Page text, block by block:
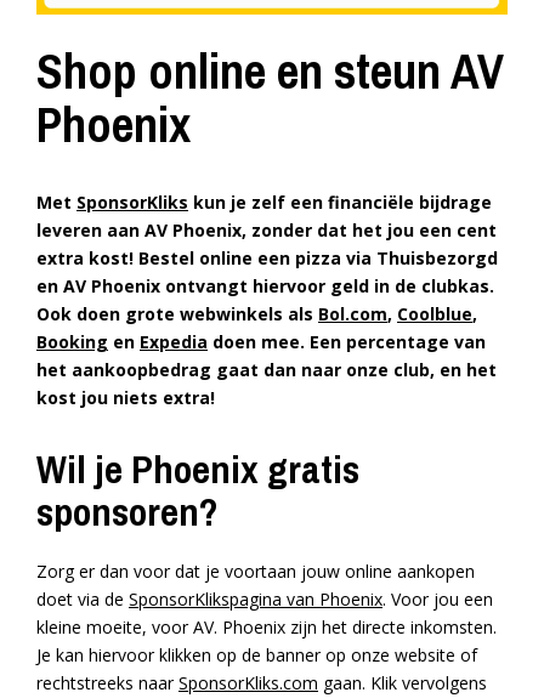
Shop online en steun AV
Phoenix
Met SponsorKliks kun je zelf een financiële bijdrage
leveren aan AV Phoenix, zonder dat het jou een cent
extra kost! Bestel online een pizza via Thuisbezorgd
en AV Phoenix ontvangt hiervoor geld in de clubkas.
Ook doen grote webwinkels als Bol.com, Coolblue,
Booking en Expedia doen mee. Een percentage van
het aankoopbedrag gaat dan naar onze club, en het
kost jou niets extra!
Wil je Phoenix gratis
sponsoren?
Zorg er dan voor dat je voortaan jouw online aankopen
doet via de SponsorKlikspagina van Phoenix. Voor jou een
kleine moeite, voor AV. Phoenix zijn het directe inkomsten.
Je kan hiervoor klikken op de banner op onze website of
rechtstreeks naarSponsorKliks.com gaan. Klik vervolgens